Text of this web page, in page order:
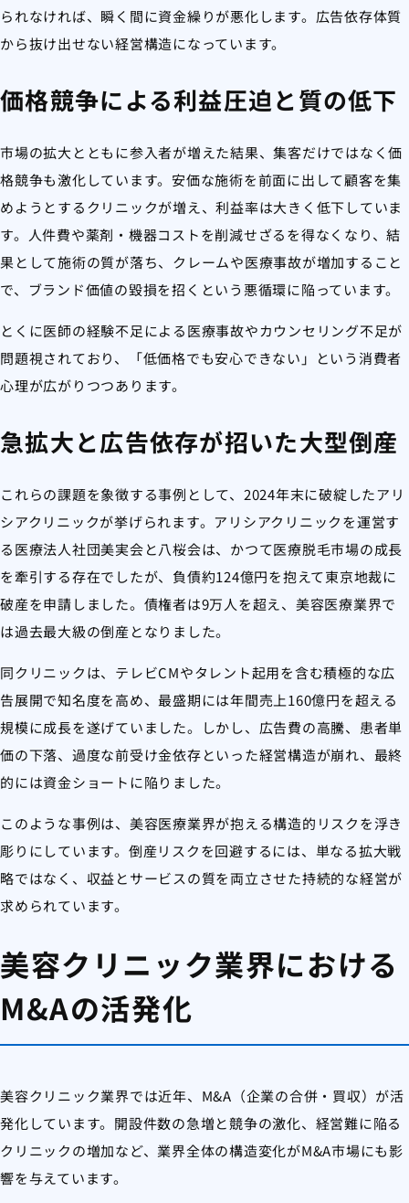
られなければ、瞬く間に資金繰りが悪化します。広告依存体質
から抜け出せない経営構造になっています。
価格競争による利益圧迫と質の低下
市場の拡大とともに参入者が増えた結果、集客だけではなく価
格競争も激化しています。安価な施術を前面に出して顧客を集
めようとするクリニックが増え、利益率は大きく低下していま
す。人件費や薬剤・機器コストを削減せざるを得なくなり、結
果として施術の質が落ち、クレームや医療事故が増加すること
で、ブランド価値の毀損を招くという悪循環に陥っています。
とくに医師の経験不足による医療事故やカウンセリング不足が
問題視されており、「低価格でも安心できない」という消費者
心理が広がりつつあります。
急拡大と広告依存が招いた大型倒産
これらの課題を象徴する事例として、2024年末に破綻したアリ
シアクリニックが挙げられます。アリシアクリニックを運営す
る医療法人社団美実会と八桜会は、かつて医療脱毛市場の成長
を牽引する存在でしたが、負債約124億円を抱えて東京地裁に
破産を申請しました。債権者は9万人を超え、美容医療業界で
は過去最大級の倒産となりました。
同クリニックは、テレビCMやタレント起用を含む積極的な広
告展開で知名度を高め、最盛期には年間売上160億円を超える
規模に成長を遂げていました。しかし、広告費の高騰、患者単
価の下落、過度な前受け金依存といった経営構造が崩れ、最終
的には資金ショートに陥りました。
このような事例は、美容医療業界が抱える構造的リスクを浮き
彫りにしています。倒産リスクを回避するには、単なる拡大戦
略ではなく、収益とサービスの質を両立させた持続的な経営が
求められています。
美容クリニック業界における
M&Aの活発化
美容クリニック業界では近年、M&A（企業の合併・買収）が活
発化しています。開設件数の急増と競争の激化、経営難に陥る
クリニックの増加など、業界全体の構造変化がM&A市場にも影
響を与えています。